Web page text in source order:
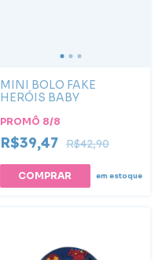
MINI BOLO FAKE
HERÓIS BABY
PROMÔ 8/8
R$39,47 R$42,90
em estoque